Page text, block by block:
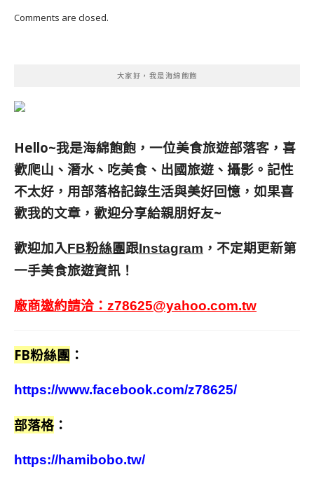
Comments are closed.
大家好，我是海綿飽飽
Hello~我是海綿飽飽，一位美食旅遊部落客， 喜
歡爬山、潛水、吃美食、出國旅遊、攝影。 記性
不太好，用部落格記錄生活與美好回憶， 如果喜
歡我的文章，歡迎分享給親朋好友~
歡迎加入FB粉絲團跟Instagram ，不定期更新第
一手美食旅遊資訊！
廠商邀約請洽： z78625@yahoo.com.tw
FB粉絲團 ：
https://www.facebook.com/z78625/
部落格 ：
https://hamibobo.tw/